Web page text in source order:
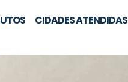
CIDADES ATENDIDAS